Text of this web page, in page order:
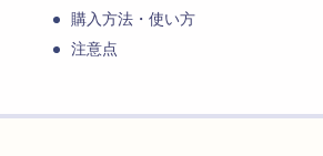
購入方法・使い方
注意点